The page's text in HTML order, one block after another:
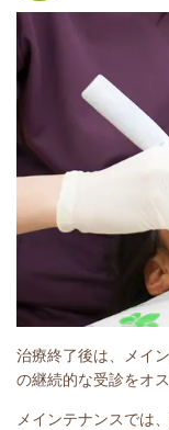
治療終了後は、メイ
の継続的な受診をオ
メインテナンスでは